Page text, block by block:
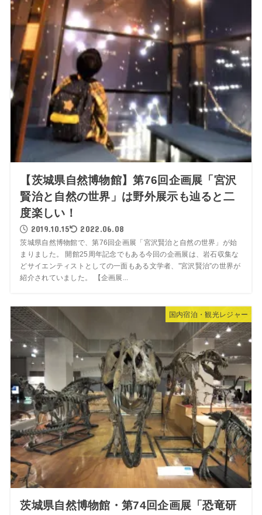
【茨城県自然博物館】第76回企画展「宮沢
賢治と自然の世界」は野外展示も辿ると二
度楽しい！
2019.10.15 2022.06.08
茨城県自然博物館で、第76回企画展「宮沢賢治と自然の世界」が始
まりました。 開館25周年記念でもある今回の企画展は、岩石収集な
どサイエンティストとしての一面もある文学者、”宮沢賢治”の世界が
紹介されていました。 【企画展...
国内宿泊・観光レジャー
茨城県自然博物館・第74回企画展「恐竜研